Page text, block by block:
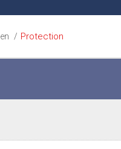
/ Protection